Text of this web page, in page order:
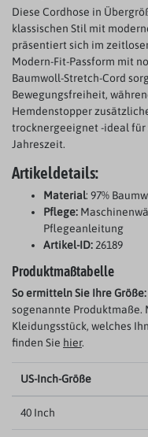
Diese Cordhose in
klassischen Stil mit
präsentiert sich im
Modern-Fit-Passform mit
Baumwoll-Stretch-Cord
Bewegungsfreiheit,
Hemdenstopper
trocknergeeignet -ideal
Jahreszeit.
Artikeldetails:
Material: 97%
Pflege:
Pflegeanleitung
Artikel-ID:26189
Produktmaßtabelle
So ermitteln Sie Ihre Größe:
sogenannte Produktmaße.
Kleidungsstück, welches
finden Sie hier.
US-Inch-Größe
40 Inch